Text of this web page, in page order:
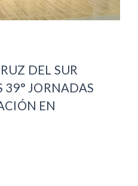
DEL SUR
39° JORNADAS
EN